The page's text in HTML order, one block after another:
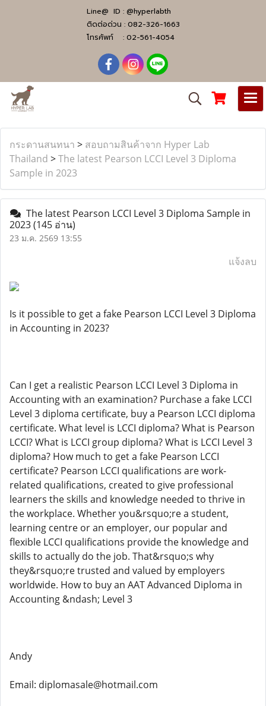
Line@ ID : @hyperlabth
ติดต่อด่วน : 082-326-1663
โทรศัพท์ : 02-561-4054
กระดานสนทนา > สอบถามสินค้าจาก Hyper Lab
Thailand >The latest Pearson LCCI Level 3 Diploma
Sample in 2023
The latest Pearson LCCI Level 3 Diploma Sample in
2023(145 อ่าน)
23 ม.ค. 2569 13:55
แจ้งลบ
Is it possible to get a fake Pearson LCCI Level 3 Diploma
in Accounting in 2023?
Can I get a realistic Pearson LCCI Level 3 Diploma in
Accounting with an examination? Purchase a fake LCCI
Level 3 diploma certificate, buy a Pearson LCCI diploma
certificate. What level is LCCI diploma? What is Pearson
LCCI? What is LCCI group diploma? What is LCCI Level 3
diploma? How much to get a fake Pearson LCCI
certificate? Pearson LCCI qualifications are work-
related qualifications, created to give professional
learners the skills and knowledge needed to thrive in
the workplace. Whether you&rsquo;re a student,
learning centre or an employer, our popular and
flexible LCCI qualifications provide the knowledge and
skills to actually do the job. That&rsquo;s why
they&rsquo;re trusted and valued by employers
worldwide. How to buy an AAT Advanced Diploma in
Accounting &ndash; Level 3
Andy
Email: diplomasale@hotmail.com